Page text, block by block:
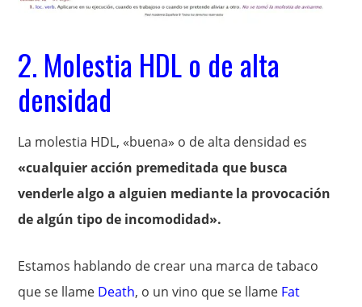
2. Molestia HDL o de alta
densidad
La molestia HDL, «buena» o de alta densidad es
«cualquier acción premeditada que busca
venderle algo a alguien mediante la provocación
de algún tipo de incomodidad».
Estamos hablando de crear una marca de tabaco
que se llame Death, o un vino que se llame Fat